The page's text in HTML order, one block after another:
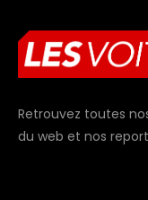
Retrouvez toutes
du web et nos